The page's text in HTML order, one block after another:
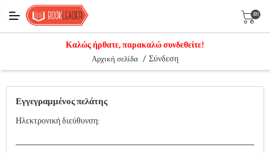
(0)
Καλώς ήρθατε, παρακαλώ συνδεθείτε!
Αρχική σελίδα / Σύνδεση
Εγγεγραμμένος πελάτης
Ηλεκτρονική διεύθυνση: